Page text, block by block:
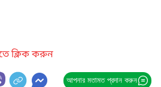
ক্লিক করুন
আপনার মতামত প্রদান করুন